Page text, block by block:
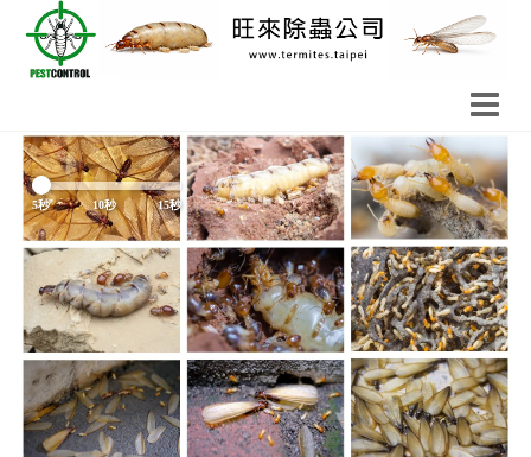
5秒 10秒 15秒
Previous Next